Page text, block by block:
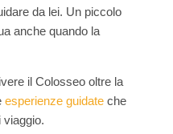
da lei. Un piccolo
anche quando la
il Colosseo oltre la
esperienze guidate che
viaggio.